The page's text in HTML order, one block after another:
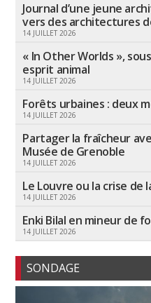
Journal d’une jeune
vers des architectures
14 JUILLET 2026
« In Other Worlds »,
esprit animal
14 JUILLET 2026
Forêts urbaines : deux
14 JUILLET 2026
Partager la fraîcheur
Musée de Grenoble
14 JUILLET 2026
Le Louvre ou la crise de
14 JUILLET 2026
Enki Bilal en mineur de
14 JUILLET 2026
SONDAGE